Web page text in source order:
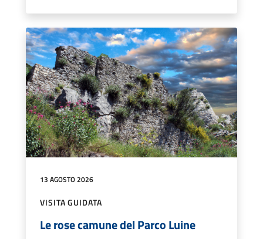
13 AGOSTO 2026
VISITA GUIDATA
Le rose camune del Parco Luine